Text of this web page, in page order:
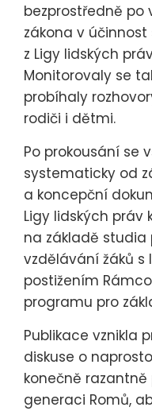
bezprostředně po
zákona v účinnost
z Ligy lidských
Monitorovaly se
probíhaly
rodiči i dětmi.
Po prokousání se
systematicky od
a koncepční
Ligy lidských práv
na základě
vzdělávání žáků
postižením
programu pro
Publikace vznikla
diskuse o
konečně
generaci Romů,